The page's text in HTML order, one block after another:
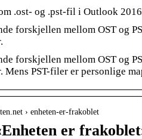
.ost- og .pst-fil i Outlook
forskjellen mellom OST og
forskjellen mellom OST og
Mens PST-filer er personlige
› enheten-er-frakoblet
er